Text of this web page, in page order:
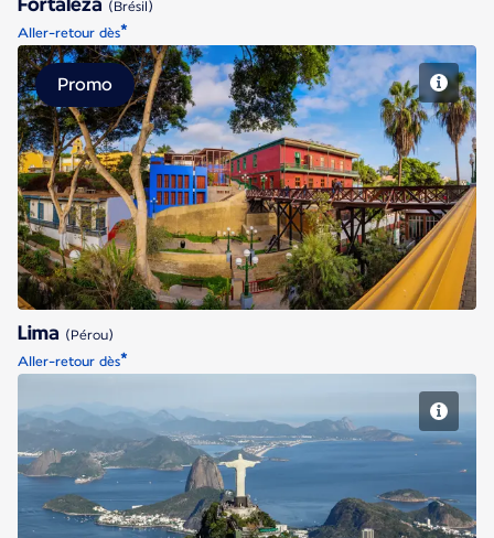
(Brésil)
Aller-retour dès*
Lima
Promo
Lima (Pérou)
Aller-retour dès*
Rio de Janeiro